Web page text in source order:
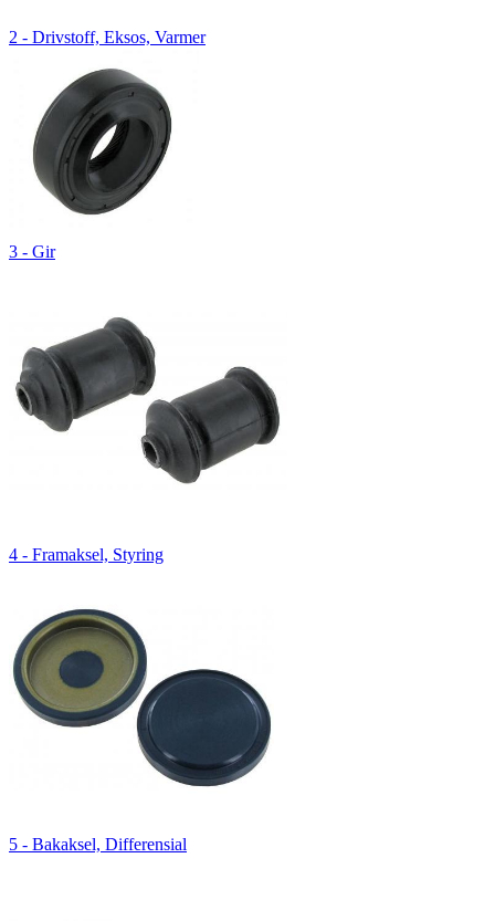
2 - Drivstoff, Eksos, Varmer
3 - Gir
4 - Framaksel, Styring
5 - Bakaksel, Differensial